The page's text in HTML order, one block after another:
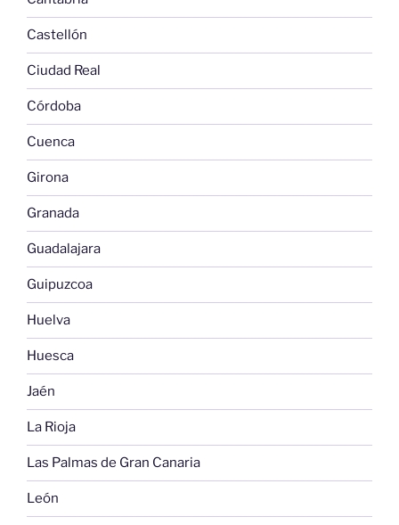
Castellón
Ciudad Real
Córdoba
Cuenca
Girona
Granada
Guadalajara
Guipuzcoa
Huelva
Huesca
Jaén
La Rioja
Las Palmas de Gran Canaria
León